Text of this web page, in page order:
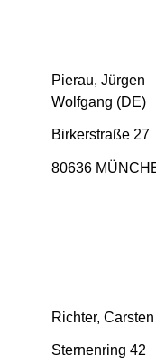
Pierau, Jürgen
Wolfgang (DE)
Birkerstraße 27
80636
Richter,
Sternenring 42